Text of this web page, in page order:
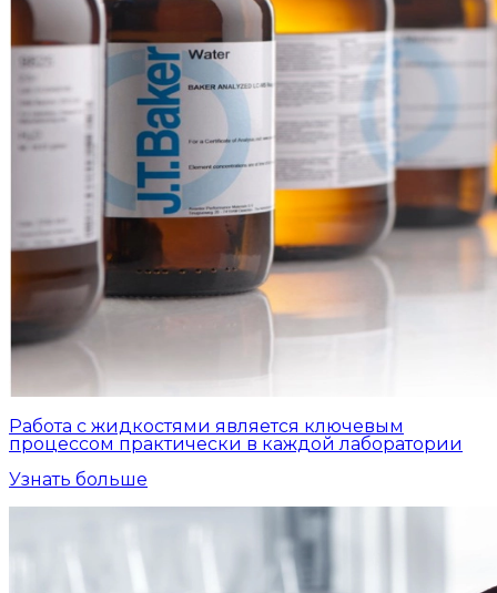
Работа с жидкостями является ключевым
процессом практически в каждой лаборатории
Узнать больше